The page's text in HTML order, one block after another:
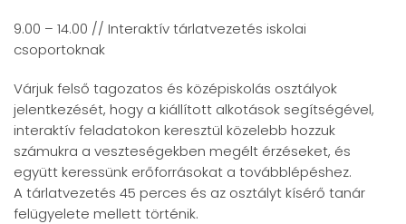
9.00 – 14.00 // Interaktív tárlatvezetés iskolai
csoportoknak
Várjuk felső tagozatos és középiskolás osztályok
jelentkezését, hogy a kiállított alkotások segítségével,
interaktív feladatokon keresztül közelebb hozzuk
számukra a veszteségekben megélt érzéseket, és
együtt keressünk erőforrásokat a továbblépéshez.
A tárlatvezetés 45 perces és az osztályt kísérő tanár
felügyelete mellett történik.